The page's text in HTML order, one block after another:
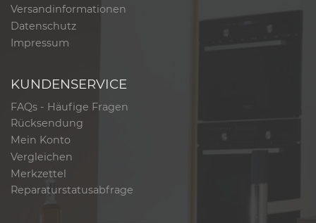
Versandinformationen
Datenschutz
Impressum
KUNDENSERVICE
FAQs - Häufige Fragen
Rücksendung
Mein Konto
Vergleichen
Merkzettel
Reparaturstatusabfrage